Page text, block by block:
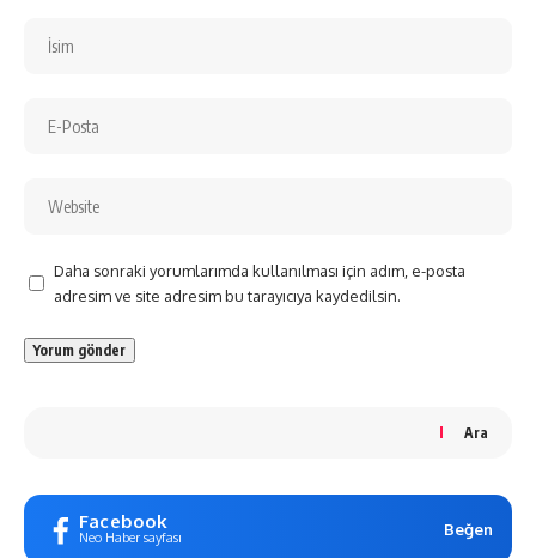
Daha sonraki yorumlarımda kullanılması için adım, e-posta
adresim ve site adresim bu tarayıcıya kaydedilsin.
Ara
Facebook
Neo Haber sayfası Beğen